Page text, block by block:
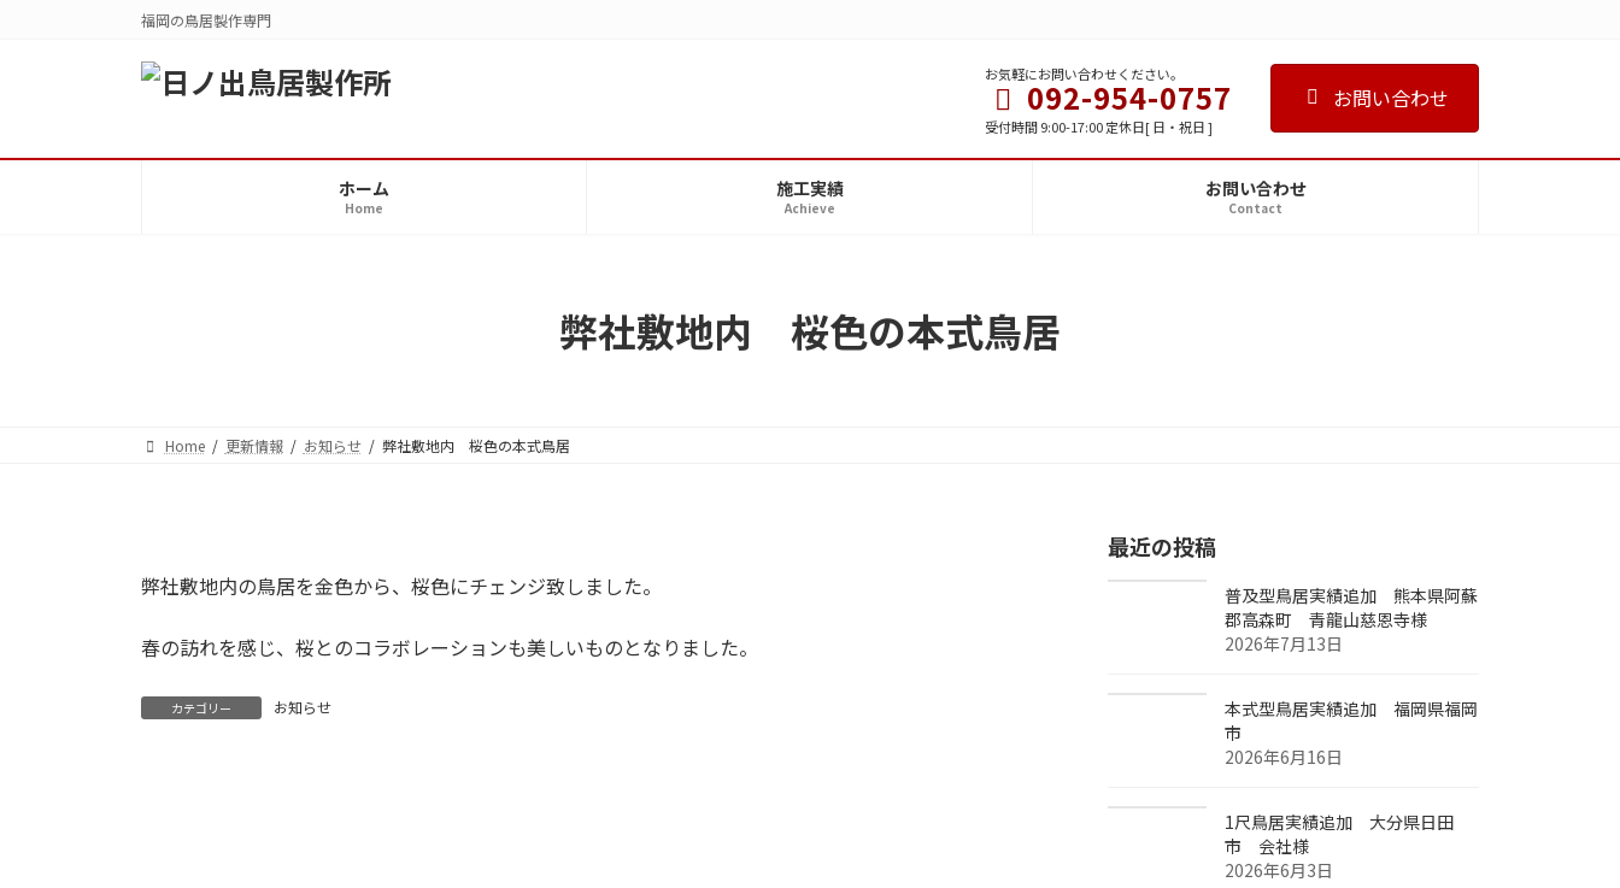
へ
ョ
福岡の鳥居製作専門
お気軽にお問い合わせください。
092-954-0757
受付時間 9:00-17:00 定休日[ 日・祝日 ]
お問い合わせ
ホーム
Home
施工実績
Achieve
お問い合わせ
Contact
弊社敷地内 桜色の本式鳥居
Home 更新情報 お知らせ 弊社敷地内 桜色の本式鳥居
弊社敷地内の鳥居を金色から、桜色にチェンジ致しました。
春の訪れを感じ、桜とのコラボレーションも美しいものとなりました。
カテゴリー お知らせ
最近の投稿
普及型鳥居実績追加 熊本県阿蘇
郡高森町 青龍山慈恩寺様
2026年7月13日
本式型鳥居実績追加 福岡県福岡
市
2026年6月16日
1尺鳥居実績追加 大分県日田
市 会社様
2026年6月3日